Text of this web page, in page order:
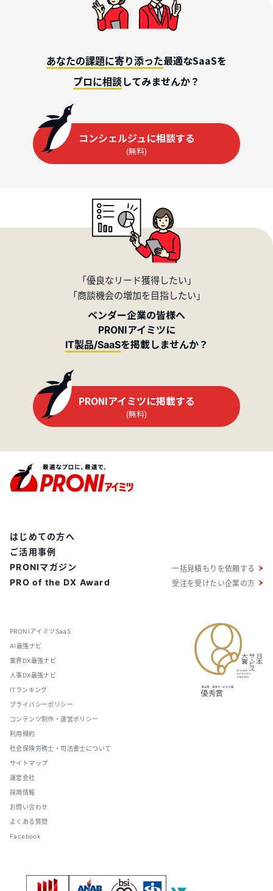
あなたの課題に寄り添った最適なSaaSを
プロに相談してみませんか？
コンシェルジュに相談する
(無料)
「優良なリード獲得したい」
「商談機会の増加を目指したい」
ベンダー企業の皆様へ
PRONIアイミツに
IT製品/SaaSを掲載しませんか？
PRONIアイミツに掲載する
(無料)
PRONIアイミツSaaS
AI最強ナビ
業界DX最強ナビ
人事DX最強ナビ
ITランキング
プライバシーポリシー
コンテンツ制作・運営ポリシー
利用規約
社会保険労務士・司法書士について
サイトマップ
運営会社
採用情報
お問い合わせ
よくある質問
Facebook
はじめての方へ
ご活用事例
PRONIマガジン
PRO of the DX Award
一括見積もりを依頼する
受注を受けたい企業の方